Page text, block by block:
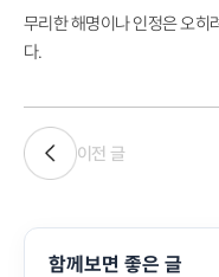
무리한 해명이나 인정은 오히
다.
이전 글
함께보면 좋은 글